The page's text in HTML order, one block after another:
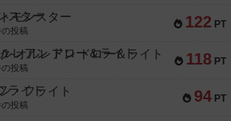
122 PT
モンスター
投稿
118 PT
-オルレアン ドロー＆ライト
の投稿
94 PT
・フライト
投稿